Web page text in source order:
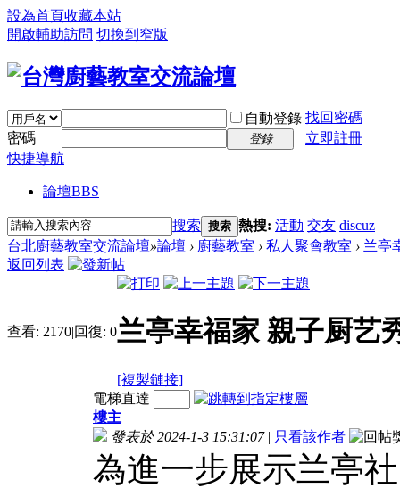
設為首頁收藏本站
開啟輔助訪問 切換到窄版
自動登錄 找回密碼
密碼
登錄
立即註冊
快捷導航
論壇BBS
搜索 搜索 熱搜: 活動 交友 discuz
台北廚藝教室交流論壇»論壇 › 廚藝教室 › 私人聚會教室 › 兰亭
返回列表
查看: 2170|回復: 0兰亭幸福家 親子厨艺
[複製鏈接]
電梯直達
樓主
發表於 2024-1-3 15:31:07 | 只看該作者
為進一步展示兰亭